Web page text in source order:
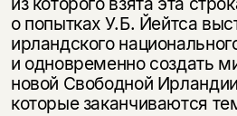
о попытках У.Б. Йейтса
ирландского
и одновременно создать
новой Свободной
которые заканчиваются